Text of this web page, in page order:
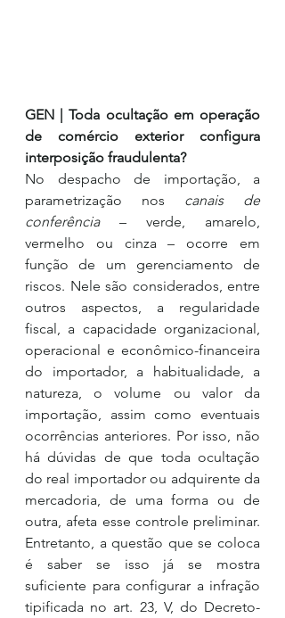
GEN | Toda ocultação em operação
de comércio exterior configura
interposição fraudulenta?
No despacho de importação, a
parametrização nos canais de
conferência – verde, amarelo,
vermelho ou cinza – ocorre em
função de um gerenciamento de
riscos. Nele são considerados, entre
outros aspectos, a regularidade
fiscal, a capacidade organizacional,
operacional e econômico-financeira
do importador, a habitualidade, a
natureza, o volume ou valor da
importação, assim como eventuais
ocorrências anteriores. Por isso, não
há dúvidas de que toda ocultação
do real importador ou adquirente da
mercadoria, de uma forma ou de
outra, afeta esse controle preliminar.
Entretanto, a questão que se coloca
é saber se isso já se mostra
suficiente para configurar a infração
tipificada no art. 23, V, do Decreto-